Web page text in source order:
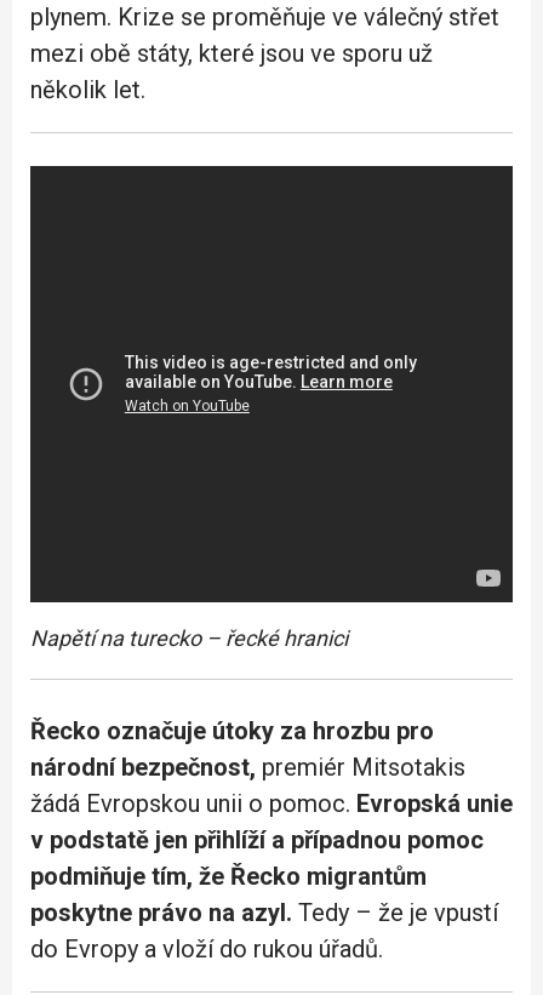
plynem. Krize se proměňuje ve válečný střet
mezi obě státy, které jsou ve sporu už
několik let.
Napětí na turecko – řecké hranici
Řecko označuje útoky za hrozbu pro
národní bezpečnost, premiér Mitsotakis
žádá Evropskou unii o pomoc. Evropská unie
v podstatě jen přihlíží a případnou pomoc
podmiňuje tím, že Řecko migrantům
poskytne právo na azyl. Tedy – že je vpustí
do Evropy a vloží do rukou úřadů.